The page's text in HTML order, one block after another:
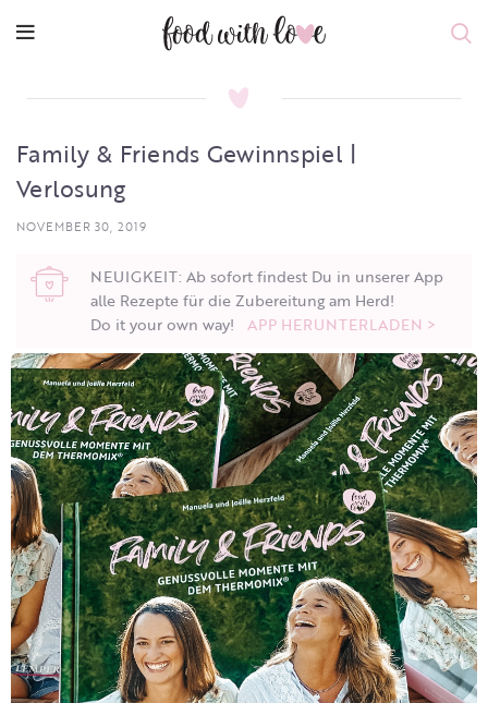
Family & Friends Gewinnspiel |
Verlosung
NOVEMBER 30, 2019
NEUIGKEIT: Ab sofort findest Du in unserer App
alle Rezepte für die Zubereitung am Herd!
Do it your own way! APP HERUNTERLADEN >